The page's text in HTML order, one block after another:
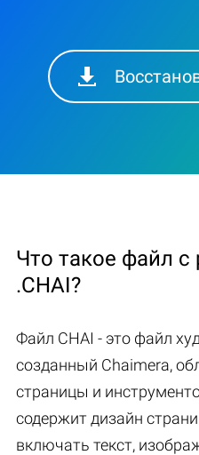
Что такое файл
.CHAI?
Файл CHAI - это файл
созданный Chaimera,
страницы и
содержит дизайн
включать текст,